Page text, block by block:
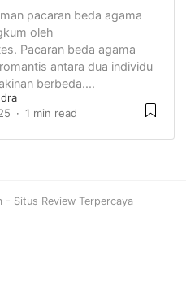
pacaran beda agama
oleh
Pacaran beda agama
antara dua individu
berbeda....
1 min read
Situs Review Terpercaya